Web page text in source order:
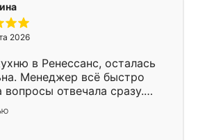
же он более разнообразный.
что-то потребуется из
только здесь.
2026
в Ренессанс, осталась
Менеджер всё быстро
вопросы отвечала сразу.
в субботу, подошёл к
ответственностью. Собрали
работали аккуратно, даже